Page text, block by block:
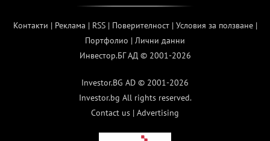
Контакти | Реклама | RSS| Поверителност| Условия за ползване|
Портфолио | Лични данни
Инвестор.БГ АД © 2001-2026
Investor.BG AD © 2001-2026
Investor.bg All rights reserved.
Contact us | Advertising